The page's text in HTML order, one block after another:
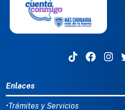
Enlaces
•Trámites y Servicios